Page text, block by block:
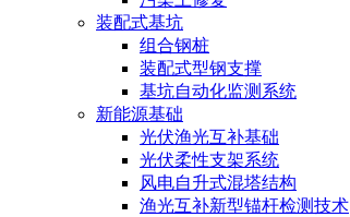
装配式基坑
组合钢桩
装配式型钢支撑
基坑自动化监测系统
新能源基础
光伏渔光互补基础
光伏柔性支架系统
风电自升式混塔结构
渔光互补新型锚杆检测技术